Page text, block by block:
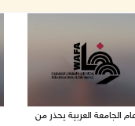
الجامعة العربية يحذر من